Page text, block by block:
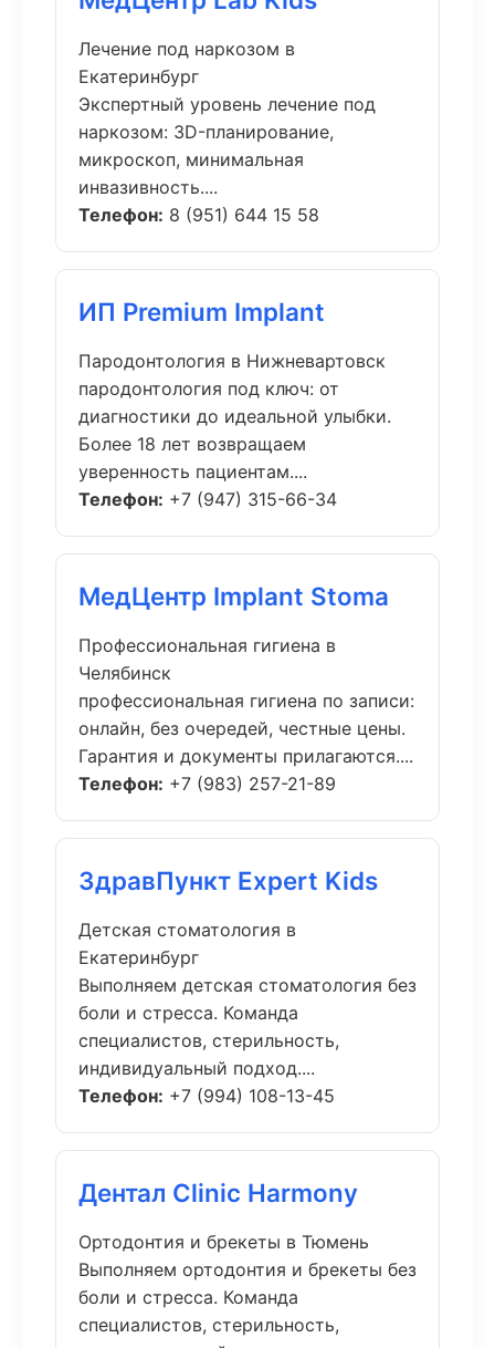
Лечение под наркозом в
Екатеринбург
Экспертный уровень лечение под
наркозом: 3D-планирование,
микроскоп, минимальная
инвазивность....
Телефон: 8 (951) 644 15 58
ИП Premium Implant
Пародонтология в Нижневартовск
пародонтология под ключ: от
диагностики до идеальной улыбки.
Более 18 лет возвращаем
уверенность пациентам....
Телефон: +7 (947) 315-66-34
МедЦентр Implant Stoma
Профессиональная гигиена в
Челябинск
профессиональная гигиена по записи:
онлайн, без очередей, честные цены.
Гарантия и документы прилагаются....
Телефон: +7 (983) 257-21-89
ЗдравПункт Expert Kids
Детская стоматология в
Екатеринбург
Выполняем детская стоматология без
боли и стресса. Команда
специалистов, стерильность,
индивидуальный подход....
Телефон: +7 (994) 108-13-45
Дентал Clinic Harmony
Ортодонтия и брекеты в Тюмень
Выполняем ортодонтия и брекеты без
боли и стресса. Команда
специалистов, стерильность,